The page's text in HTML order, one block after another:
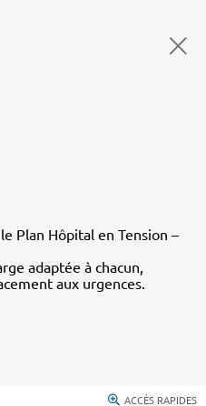
Plan Hôpital en Tension –
adaptée à chacun,
aux urgences.
ACCÈS RAPIDES